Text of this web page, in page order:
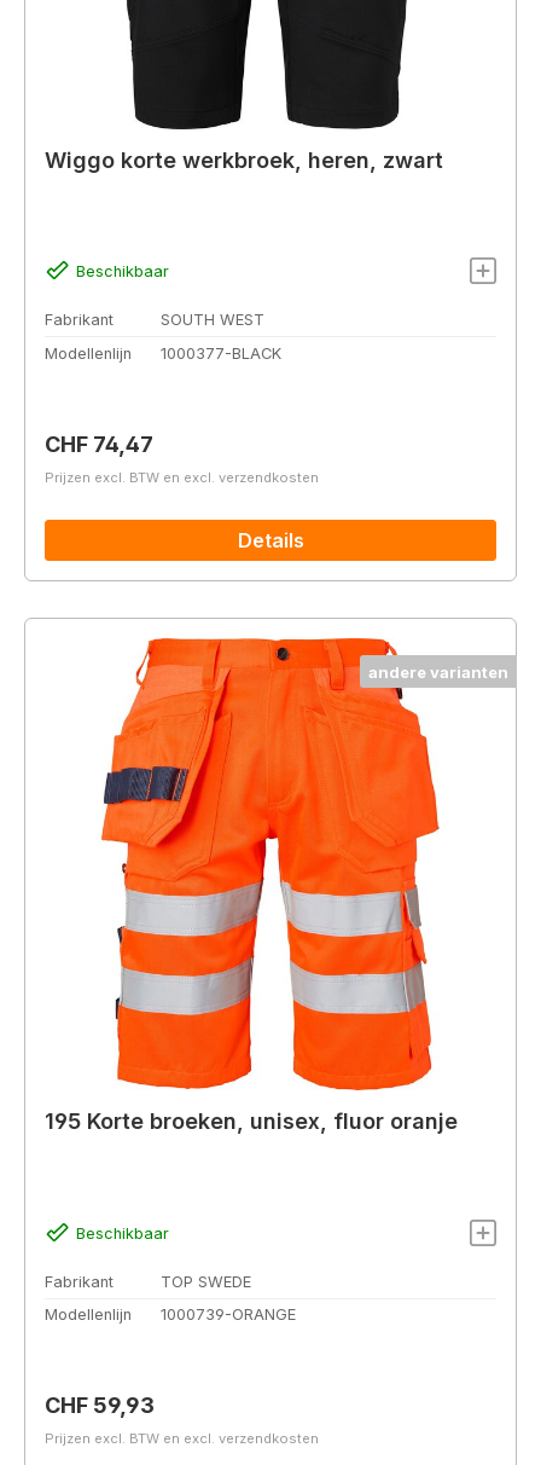
Wiggo korte werkbroek, heren, zwart
Beschikbaar
Fabrikant
SOUTH WEST
Modellenlijn
1000377-BLACK
Normale prijs:
CHF 74,47
Prijzen excl. BTW en excl. verzendkosten
Details
andere varianten
195 Korte broeken, unisex, fluor oranje
Beschikbaar
Fabrikant
TOP SWEDE
Modellenlijn
1000739-ORANGE
Normale prijs:
CHF 59,93
Prijzen excl. BTW en excl. verzendkosten